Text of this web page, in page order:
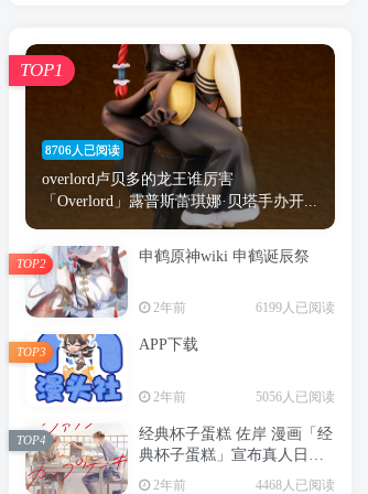
8706人已阅读
overlord卢贝多的龙王谁厉害
「Overlord」露普斯蕾琪娜·贝塔手办开...
TOP1
申鹤原神wiki 申鹤诞辰祭
2年前 6199人已阅读
TOP2
APP下载
2年前 5056人已阅读
TOP3
经典杯子蛋糕 佐岸 漫画「经
典杯子蛋糕」宣布真人日剧
化
2年前 4468人已阅读
TOP4
时间 秘密 手机 海贼王
鬼灭 萝莉 捆绑
间谍过家家 忍者 高木
进击的巨人 高岭
8706人已阅读
overlord卢贝多的龙王谁厉害
「Overlord」露普斯蕾琪娜·贝塔手办开...
TOP1
申鹤原神wiki 申鹤诞辰祭
TOP2